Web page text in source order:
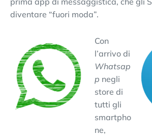
diventare “fuori moda”.
Con
l’arrivo di
Whatsap
p negli
store di
tutti gli
smartpho
ne,